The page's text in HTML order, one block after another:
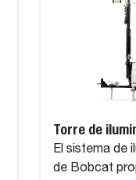
Torre de
El sistema de
de Bobcat